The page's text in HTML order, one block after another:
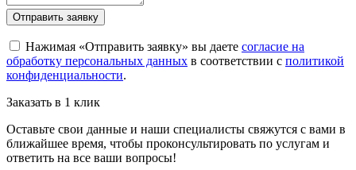
Отправить заявку
Нажимая «Отправить заявку» вы даете согласие на
обработку персональных данных в соответствии с политикой
конфиденциальности.
Заказать в 1 клик
Оставьте свои данные и наши специалисты свяжутся с вами в
ближайшее время, чтобы проконсультировать по услугам и
ответить на все ваши вопросы!